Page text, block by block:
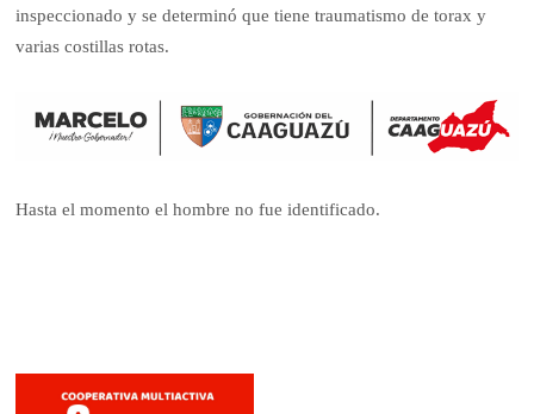
inspeccionado y se determinó que tiene traumatismo de torax y
varias costillas rotas.
Hasta el momento el hombre no fue identificado.